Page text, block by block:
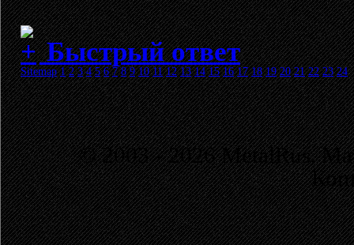
Быстрый ответ
Sitemap 1 2 3 4 5 6 7 8 9 10 11 12 13 14 15 16 17 18 19 20 21 22 23 24
© 2003 - 2026 MetalRus.